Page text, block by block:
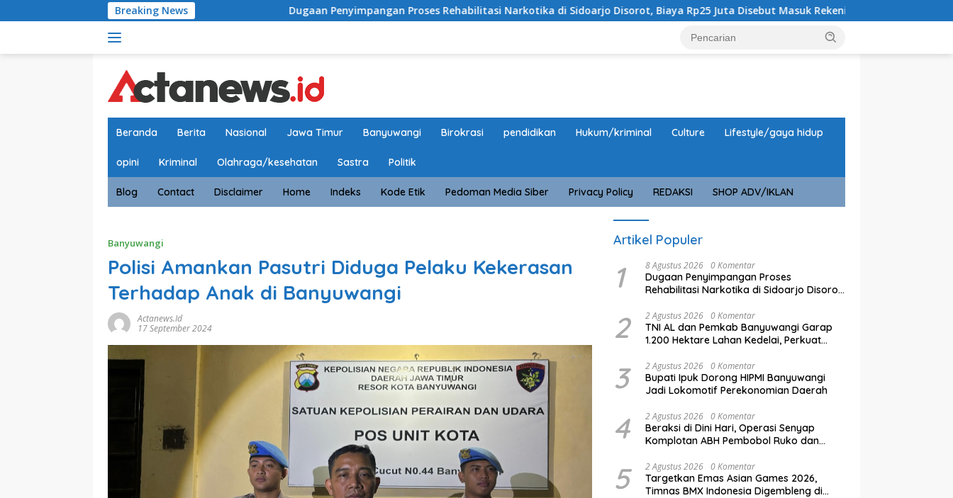
ke
Breaking News Dugaan Penyimpangan Proses Rehabilitasi Narkotika di Sidoarjo Disorot, Biaya Rp25 Juta Disebut Masuk Rekening Pribadi
Beranda Berita Nasional Jawa Timur Banyuwangi Birokrasi pendidikan Hukum/kriminal Culture Lifestyle/gaya hidup
opini Kriminal Olahraga/kesehatan Sastra Politik
Blog Contact Disclaimer Home Indeks Kode Etik Pedoman Media Siber Privacy Policy REDAKSI SHOP ADV/IKLAN
Banyuwangi
Polisi Amankan Pasutri Diduga Pelaku Kekerasan
Terhadap Anak di Banyuwangi
Actanews.id
17 September 2024
Artikel Populer
1 8 Agustus 2026 0 Komentar
Dugaan Penyimpangan Proses
Rehabilitasi Narkotika di Sidoarjo Disorot,
Pribadi
2 2 Agustus 2026 0 Komentar
TNI AL dan Pemkab Banyuwangi Garap
1.200 Hektare Lahan Kedelai, Perkuat
3 2 Agustus 2026 0 Komentar
Bupati Ipuk Dorong HIPMI Banyuwangi
Jadi Lokomotif Perekonomian Daerah
4 2 Agustus 2026 0 Komentar
Beraksi di Dini Hari, Operasi Senyap
Komplotan ABH Pembobol Ruko dan
Blambangan
5 2 Agustus 2026 0 Komentar
Targetkan Emas Asian Games 2026,
Timnas BMX Indonesia Digembleng di